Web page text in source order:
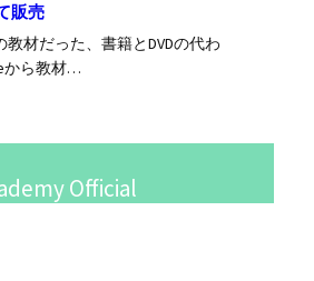
販売
教材だった、書籍とDVDの代わ
から教材…
Official